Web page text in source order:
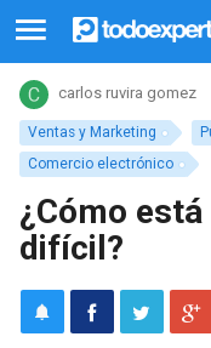
Ventas y Marketing
Comercio electrónico
carlos ruvira gomez
¿Cómo
difícil?